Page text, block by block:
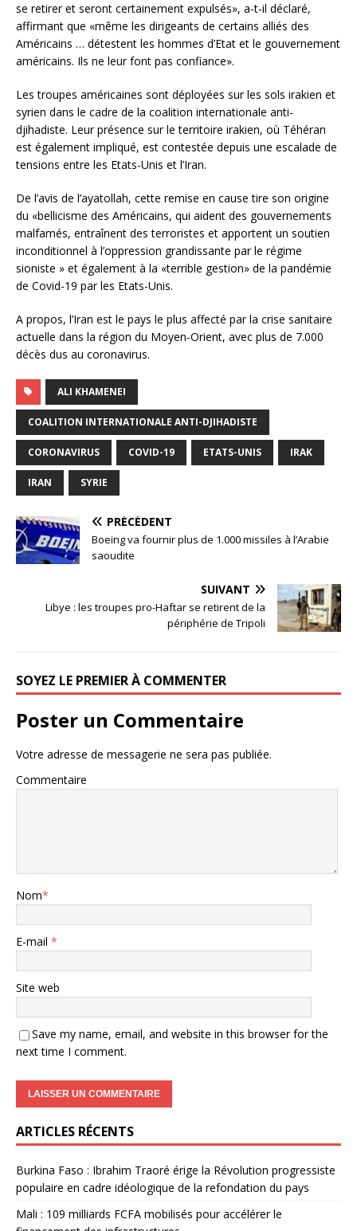
se retirer et seront certainement expulsés», a-t-il déclaré,
affirmant que «même les dirigeants de certains alliés des
Américains … détestent les hommes d’Etat et le gouvernement
américains. Ils ne leur font pas confiance».
Les troupes américaines sont déployées sur les sols irakien et
syrien dans le cadre de la coalition internationale anti-
djihadiste. Leur présence sur le territoire irakien, où Téhéran
est également impliqué, est contestée depuis une escalade de
tensions entre les Etats-Unis et l’Iran.
De l’avis de l’ayatollah, cette remise en cause tire son origine
du «bellicisme des Américains, qui aident des gouvernements
malfamés, entraînent des terroristes et apportent un soutien
inconditionnel à l’oppression grandissante par le régime
sioniste » et également à la «terrible gestion» de la pandémie
de Covid-19 par les Etats-Unis.
A propos, l’Iran est le pays le plus affecté par la crise sanitaire
actuelle dans la région du Moyen-Orient, avec plus de 7.000
décès dus au coronavirus.
ALI KHAMENEI
COALITION INTERNATIONALE ANTI-DJIHADISTE
CORONAVIRUS COVID-19 ETATS-UNIS IRAK
IRAN SYRIE
PRÉCÉDENT
Boeing va fournir plus de 1.000 missiles à l’Arabie
saoudite
SUIVANT
Libye : les troupes pro-Haftar se retirent de la
périphérie de Tripoli
SOYEZ LE PREMIER À COMMENTER
Poster un Commentaire
Votre adresse de messagerie ne sera pas publiée.
Commentaire
Nom*
E-mail *
Site web
Save my name, email, and website in this browser for the
next time I comment.
ARTICLES RÉCENTS
Burkina Faso : Ibrahim Traoré érige la Révolution progressiste
populaire en cadre idéologique de la refondation du pays
Mali : 109 milliards FCFA mobilisés pour accélérer le